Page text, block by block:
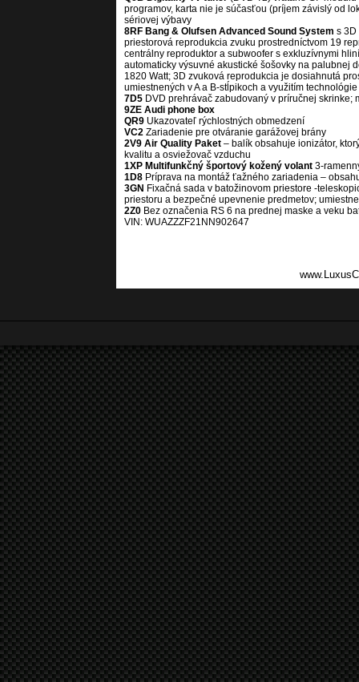
programov, karta nie je súčasťou (príjem závislý od
sériovej výbavy
8RF Bang & Olufsen Advanced Sound System s 3D
priestorová reprodukcia zvuku prostredníctvom 19
centrálny reproduktor a subwoofer s exkluzívnymi
automaticky výsuvné akustické šošovky na palubnej
1820 Watt; 3D zvuková reprodukcia je dosiahnutá
umiestnených v A a B-stĺpikoch a využitím
7D5 DVD prehrávač zabudovaný v príručnej skrinke;
9ZE Audi phone box
QR9 Ukazovateľ rýchlostných obmedzení
VC2 Zariadenie pre otváranie garážovej brány
2V9 Air Quality Paket – balík obsahuje ionizátor,
kvalitu a osviežovač vzduchu
1XP Multifunkčný športový kožený volant 3-
1D8 Príprava na montáž ťažného zariadenia –
3GN Fixačná sada v batožinovom priestore -
priestoru a bezpečné upevnenie predmetov;
2Z0 Bez označenia RS 6 na prednej maske a veku
VIN: WUAZZZF21NN902647